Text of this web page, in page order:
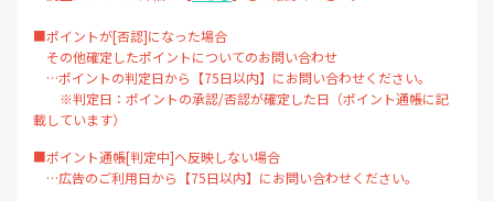
■ポイントが[否認]になった場合
その他確定したポイントについてのお問い合わせ
…ポイントの判定日から【75日以内】にお問い合わせください。
※判定日：ポイントの承認/否認が確定した日（ポイント通帳に記
載しています）
■ポイント通帳[判定中]へ反映しない場合
…広告のご利用日から【75日以内】にお問い合わせください。